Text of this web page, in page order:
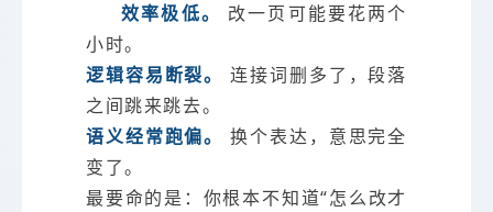
效率极低。
改一页可能要花两个
小时。
逻辑容易断裂。
连接词删多了，段落
之间跳来跳去。
语义经常跑偏。
换个表达，意思完全
变了。
最要命的是：你根本不知道“怎么改才